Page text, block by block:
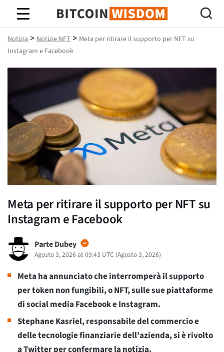
Saggezza Bitcoin
Notizia > Notizie NFT > Meta per ritirare il supporto per NFT su
Instagram e Facebook
Meta per ritirare il supporto per NFT su
Instagram e Facebook
Parte Dubey
Agosto 3, 2026 at 09:43 UTC (Agosto 3, 2026)
Meta ha annunciato che interromperà il supporto
per token non fungibili, o NFT, sulle sue piattaforme
di social media Facebook e Instagram.
Stephane Kasriel, responsabile del commercio e
delle tecnologie finanziarie dell'azienda, si è rivolto
a Twitter per confermare la notizia.